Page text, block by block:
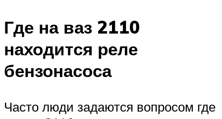
Где на ваз 2110
находится реле
бензонасоса
Часто люди задаются вопросом где